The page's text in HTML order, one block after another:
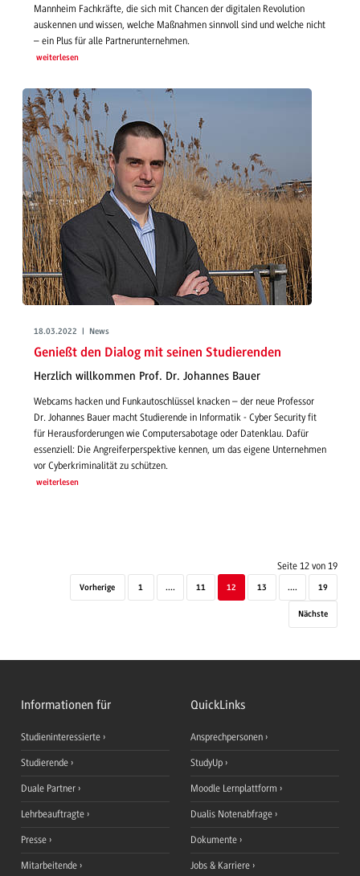
Mannheim Fachkräfte, die sich mit Chancen der digitalen Revolution
auskennen und wissen, welche Maßnahmen sinnvoll sind und welche nicht
– ein Plus für alle Partnerunternehmen.
weiterlesen
18.03.2022 | News
Genießt den Dialog mit seinen Studierenden
Herzlich willkommen Prof. Dr. Johannes Bauer
Webcams hacken und Funkautoschlüssel knacken – der neue Professor
Dr. Johannes Bauer macht Studierende in Informatik - Cyber Security fit
für Herausforderungen wie Computersabotage oder Datenklau. Dafür
essenziell: Die Angreiferperspektive kennen, um das eigene Unternehmen
vor Cyberkriminalität zu schützen.
weiterlesen
Seite 12 von 19
Vorherige 1 .... 11 12 13 .... 19
Nächste
Informationen für
Studieninteressierte
Studierende
Duale Partner
Lehrbeauftragte
Presse
Mitarbeitende
QuickLinks
Ansprechpersonen
StudyUp
Moodle Lernplattform
Dualis Notenabfrage
Dokumente
Jobs & Karriere